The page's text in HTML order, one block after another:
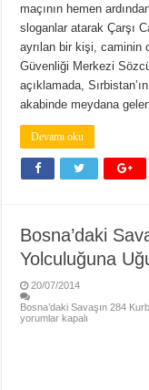
maçının hemen
sloganlar atarak Çarşı
ayrılan bir kişi, caminin
Güvenliği Merkezi
açıklamada,
akabinde meydana
Devamı oku
Bosna’daki
Yolculuğuna
20/07/2014
Bosna’daki Savaşın 284
yorumlar kapalı